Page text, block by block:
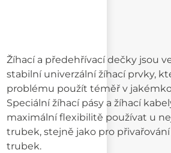
Žíhací a předehřívací dečky jsou
stabilní univerzální žíhací prvky,
problému použít téměř v
Speciální žíhací pásy a žíhací
maximální flexibilitě používat u
trubek, stejně jako pro
trubek.